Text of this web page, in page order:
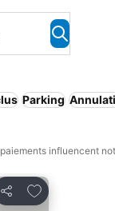
Parking
influencent
Partager
Ajouter à mes